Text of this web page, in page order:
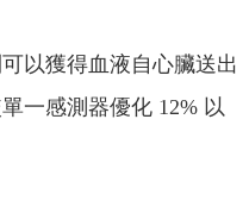
以獲得血液自心臟送出
一感測器優化 12% 以